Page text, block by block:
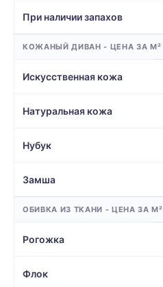
При наличии запахов
КОЖАНЫЙ ДИВАН - ЦЕНА ЗА М²
Искусственная кожа
Натуральная кожа
Нубук
Замша
ОБИВКА ИЗ ТКАНИ - ЦЕНА ЗА М²
Рогожка
Флок